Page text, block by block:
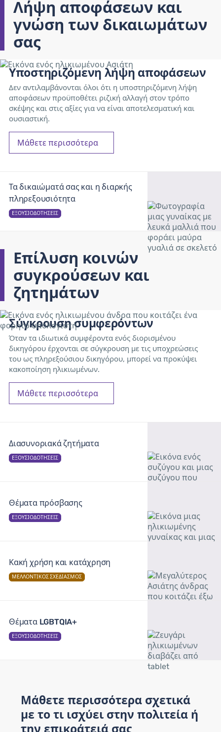
Λήψη αποφάσεων και
γνώση των δικαιωμάτων
σας
Υποστηριζόμενη λήψη αποφάσεων
Δεν αντιλαμβάνονται όλοι ότι η υποστηριζόμενη λήψη
αποφάσεων προϋποθέτει ριζική αλλαγή στον τρόπο
σκέψης και στις αξίες για να είναι αποτελεσματική και
ουσιαστική.
Μάθετε περισσότερα
Τα δικαιώματά σας και η διαρκής
πληρεξουσιότητα
ΕΞΟΥΣΙΟΔΟΤΉΣΕΙΣ
Επίλυση κοινών
συγκρούσεων και
ζητημάτων
Σύγκρουση συμφερόντων
Όταν τα ιδιωτικά συμφέροντα ενός διορισμένου
δικηγόρου έρχονται σε σύγκρουση με τις υποχρεώσεις
του ως πληρεξούσιου δικηγόρου, μπορεί να προκύψει
κακοποίηση ηλικιωμένων.
Μάθετε περισσότερα
Διασυνοριακά ζητήματα
ΕΞΟΥΣΙΟΔΟΤΉΣΕΙΣ
Θέματα πρόσβασης
ΕΞΟΥΣΙΟΔΟΤΉΣΕΙΣ
Κακή χρήση και κατάχρηση
ΜΕΛΛΟΝΤΙΚΌΣ ΣΧΕΔΙΑΣΜΌΣ
Θέματα LGBTQIA+
ΕΞΟΥΣΙΟΔΟΤΉΣΕΙΣ
Μάθετε περισσότερα σχετικά
με το τι ισχύει στην πολιτεία ή
την επικράτειά σας